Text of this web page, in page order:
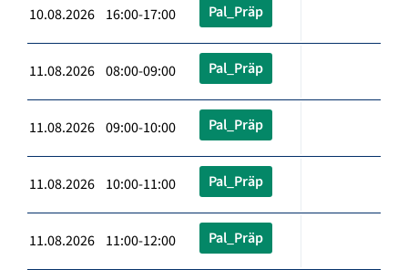
10.08.2026 16:00-17:00 Pal_Präp
11.08.2026 08:00-09:00 Pal_Präp
11.08.2026 09:00-10:00 Pal_Präp
11.08.2026 10:00-11:00 Pal_Präp
11.08.2026 11:00-12:00 Pal_Präp